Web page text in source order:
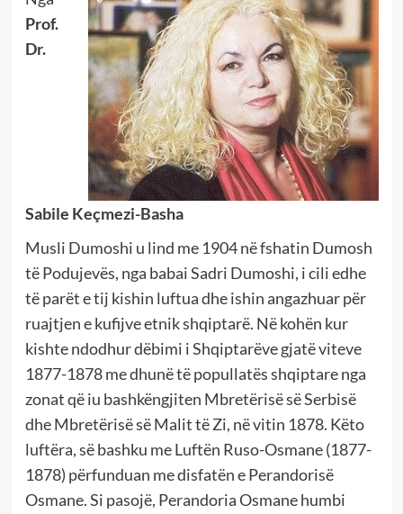
Prof.
Dr.
Sabile Keçmezi-Basha
Musli Dumoshi u lind me 1904 në fshatin Dumosh
të Podujevës, nga babai Sadri Dumoshi, i cili edhe
të parët e tij kishin luftua dhe ishin angazhuar për
ruajtjen e kufijve etnik shqiptarë. Në kohën kur
kishte ndodhur dëbimi i Shqiptarëve gjatë viteve
1877-1878 me dhunë të popullatës shqiptare nga
zonat që iu bashkëngjiten Mbretërisë së Serbisë
dhe Mbretërisë së Malit të Zi, në vitin 1878. Këto
luftëra, së bashku me Luftën Ruso-Osmane (1877-
1878) përfunduan me disfatën e Perandorisë
Osmane. Si pasojë, Perandoria Osmane humbi